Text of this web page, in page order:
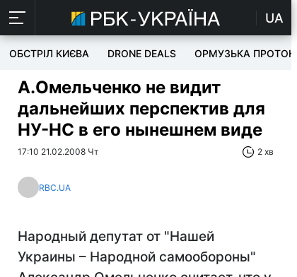
UA
ОБСТРІЛ КИЄВА DRONE DEALS ОРМУЗЬКА ПРОТОКА
А.Омельченко не видит
дальнейших перспектив для
НУ-НС в его нынешнем виде
17:10 21.02.2008 Чт 2 хв
RBC.UA
Народный депутат от "Нашей
Украины – Народной самообороны"